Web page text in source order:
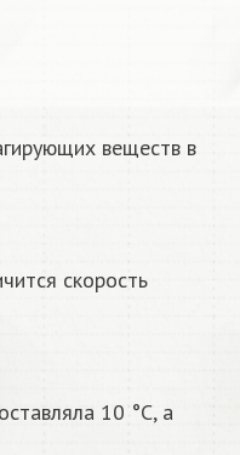
веществ в
скорость
10 °С, а